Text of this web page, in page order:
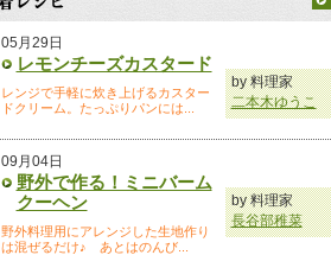
05月29日
レモンチーズカスタード
レンジで手軽に炊き上げるカスター
ドクリーム。たっぷりパンには...
by 料理家
二本木ゆうこ
09月04日
野外で作る！ミニバーム
クーヘン
野外料理用にアレンジした生地作り
は混ぜるだけ♪ あとはのんび...
by 料理家
長谷部稚菜